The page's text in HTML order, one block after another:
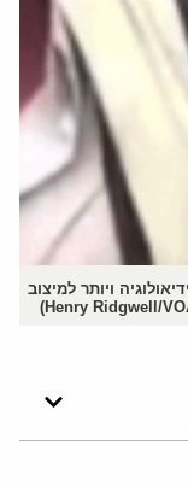
ויותר למיצוב